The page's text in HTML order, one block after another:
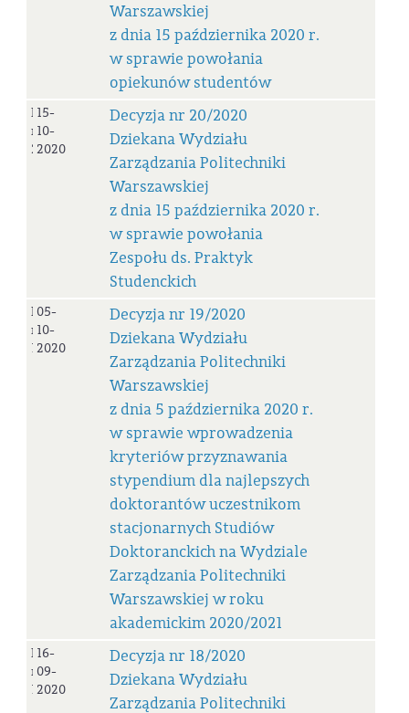
Warszawskiej
z dnia 15 października 2020 r.
w sprawie powołania
opiekunów studentów
Decyzja
nr
20/2020
15-
10-
2020
Decyzja nr 20/2020
Dziekana Wydziału
Zarządzania Politechniki
Warszawskiej
z dnia 15 października 2020 r.
w sprawie powołania
Zespołu ds. Praktyk
Studenckich
Decyzja
nr
19/2020
05-
10-
2020
Decyzja nr 19/2020
Dziekana Wydziału
Zarządzania Politechniki
Warszawskiej
z dnia 5 października 2020 r.
w sprawie wprowadzenia
kryteriów przyznawania
stypendium dla najlepszych
doktorantów uczestnikom
stacjonarnych Studiów
Doktoranckich na Wydziale
Zarządzania Politechniki
Warszawskiej w roku
akademickim 2020/2021
Decyzja
nr
18/2020
16-
09-
2020
Decyzja nr 18/2020
Dziekana Wydziału
Zarządzania Politechniki